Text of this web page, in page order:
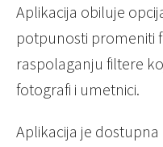
Aplikacija obiluje
potpunosti promeniti
raspolaganju filtere
fotografi i umetnici.
Aplikacija je